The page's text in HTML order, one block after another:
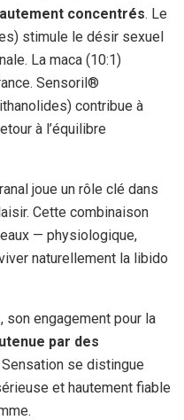
concentrés. Le
stimule le désir sexuel
La maca (10:1)
Sensoril®
contribue à
à l’équilibre
joue un rôle clé dans
Cette combinaison
— physiologique,
naturellement la libido
, son engagement pour la
par des
se distingue
et hautement fiable